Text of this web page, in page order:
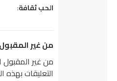
يقول
الحب ثقافة:
من غير
من غير
التعليقات بهذه